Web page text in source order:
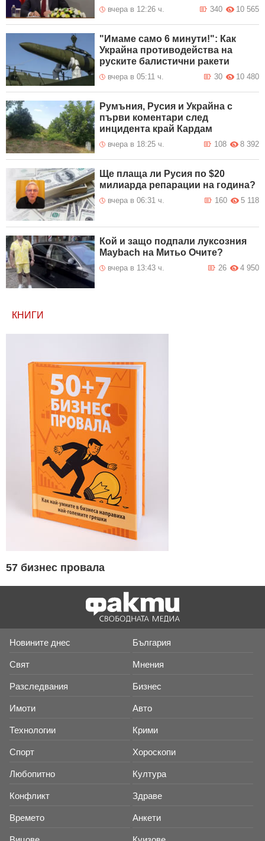
вчера в 12:26 ч. 10 565
340
"Имаме само 6 минути!": Как
Украйна противодейства на
руските балистични ракети
вчера в 05:11 ч. 10 480
30
Румъния, Русия и Украйна с
първи коментари след
инцидента край Кардам
вчера в 18:25 ч. 8 392
108
Ще плаща ли Русия по $20
милиарда репарации на година?
вчера в 06:31 ч. 5 118
160
Кой и защо подпали луксозния
Maybach на Митьо Очите?
вчера в 13:43 ч. 4 950
26
КНИГИ
57 бизнес провала
Новините днес България
Свят Мнения
Разследвания Бизнес
Имоти Авто
Технологии Крими
Спорт Хороскопи
Любопитно Култура
Конфликт Здраве
Времето Анкети